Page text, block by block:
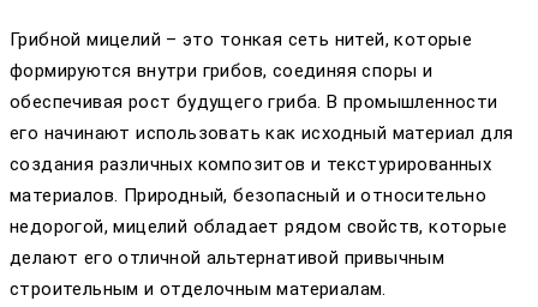
Грибной мицелий – это тонкая сеть нитей, которые
формируются внутри грибов, соединяя споры и
обеспечивая рост будущего гриба. В промышленности
его начинают использовать как исходный материал для
создания различных композитов и текстурированных
материалов. Природный, безопасный и относительно
недорогой, мицелий обладает рядом свойств, которые
делают его отличной альтернативой привычным
строительным и отделочным материалам.